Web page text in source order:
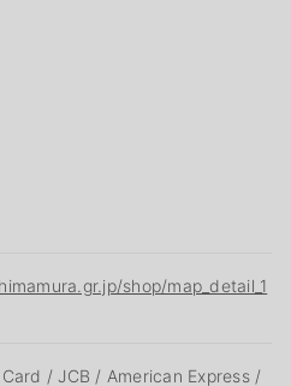
shop/map_detail_1
/ JCB / American Express /